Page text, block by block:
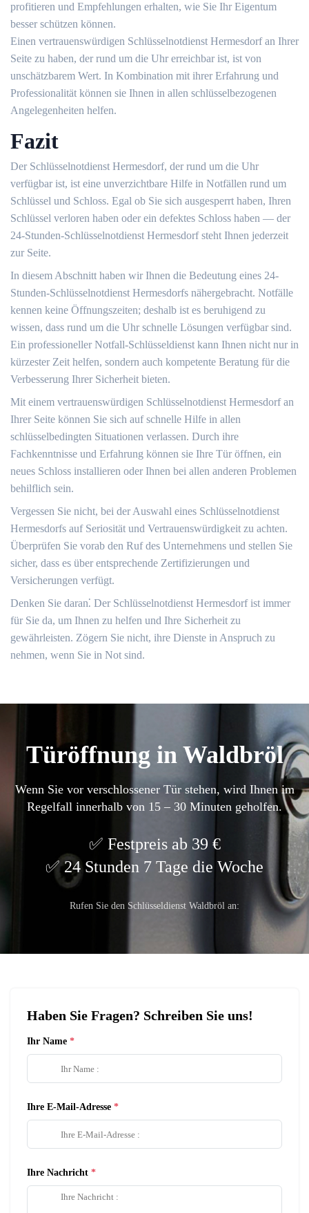
profitieren und Empfehlungen erhalten, wie Sie Ihr Eigentum
besser schützen können.​
Einen vertrauenswürdigen Schlüsselnotdienst Hermesdorf an Ihrer
Seite zu haben, der rund um die Uhr erreichbar ist, ist von
unschätzbarem Wert.​ In Kombination mit ihrer Erfahrung und
Professionalität können sie Ihnen in allen schlüsselbezogenen
Angelegenheiten helfen.​
Fazit
Der Schlüsselnotdienst Hermesdorf, der rund um die Uhr
verfügbar ist, ist eine unverzichtbare Hilfe in Notfällen rund um
Schlüssel und Schloss.​ Egal ob Sie sich ausgesperrt haben, Ihren
Schlüssel verloren haben oder ein defektes Schloss haben ― der
24-Stunden-Schlüsselnotdienst Hermesdorf steht Ihnen jederzeit
zur Seite.​
In diesem Abschnitt haben wir Ihnen die Bedeutung eines 24-
Stunden-Schlüsselnotdienst Hermesdorfs nähergebracht.​ Notfälle
kennen keine Öffnungszeiten; deshalb ist es beruhigend zu
wissen, dass rund um die Uhr schnelle Lösungen verfügbar sind.
Ein professioneller Notfall-Schlüsseldienst kann Ihnen nicht nur in
kürzester Zeit helfen, sondern auch kompetente Beratung für die
Verbesserung Ihrer Sicherheit bieten.​
Mit einem vertrauenswürdigen Schlüsselnotdienst Hermesdorf an
Ihrer Seite können Sie sich auf schnelle Hilfe in allen
schlüsselbedingten Situationen verlassen.​ Durch ihre
Fachkenntnisse und Erfahrung können sie Ihre Tür öffnen, ein
neues Schloss installieren oder Ihnen bei allen anderen Problemen
behilflich sein.​
Vergessen Sie nicht, bei der Auswahl eines Schlüsselnotdienst
Hermesdorfs auf Seriosität und Vertrauenswürdigkeit zu achten.​
Überprüfen Sie vorab den Ruf des Unternehmens und stellen Sie
sicher, dass es über entsprechende Zertifizierungen und
Versicherungen verfügt.​
Denken Sie daran⁚ Der Schlüsselnotdienst Hermesdorf ist immer
für Sie da, um Ihnen zu helfen und Ihre Sicherheit zu
gewährleisten.​ Zögern Sie nicht, ihre Dienste in Anspruch zu
nehmen, wenn Sie in Not sind.​
Türöffnung in Waldbröl
Wenn Sie vor verschlossener Tür stehen, wird Ihnen im
Regelfall innerhalb von 15 – 30 Minuten geholfen.
Festpreis ab 39 €
24 Stunden 7 Tage die Woche
Rufen Sie den Schlüsseldienst Waldbröl an:
Haben Sie Fragen? Schreiben Sie uns!
Ihr Name
Ihre E-Mail-Adresse
Ihre Nachricht